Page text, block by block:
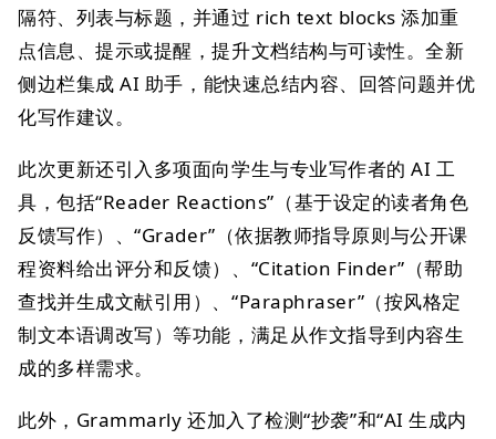
隔符、列表与标题，并通过 rich text blocks 添加重
点信息、提示或提醒，提升文档结构与可读性。全新
侧边栏集成 AI 助手，能快速总结内容、回答问题并优
化写作建议。
此次更新还引入多项面向学生与专业写作者的 AI 工
具，包括“Reader Reactions”（基于设定的读者角色
反馈写作）、“Grader”（依据教师指导原则与公开课
程资料给出评分和反馈）、“Citation Finder”（帮助
查找并生成文献引用）、“Paraphraser”（按风格定
制文本语调改写）等功能，满足从作文指导到内容生
成的多样需求。
此外，Grammarly 还加入了检测“抄袭”和“AI 生成内